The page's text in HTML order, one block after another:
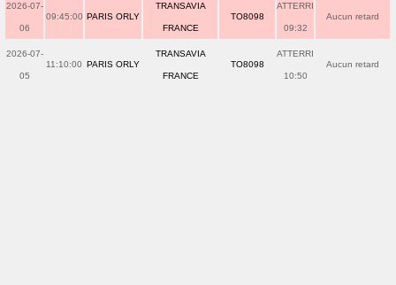
2026-07-
06
09:45:00 PARIS ORLY
TRANSAVIA
FRANCE
TO8098
ATTERRI
09:32
Aucun retard
2026-07-
05
11:10:00 PARIS ORLY
TRANSAVIA
FRANCE
TO8098
ATTERRI
10:50
Aucun retard